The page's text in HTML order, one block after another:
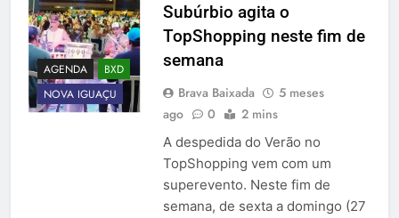
AGENDA
BXD
NOVA IGUAÇU
Subúrbio agita o
TopShopping neste fim de
semana
Brava Baixada
5 meses
ago
0 2 mins
A despedida do Verão no
TopShopping vem com um
superevento. Neste fim de
semana, de sexta a domingo (27